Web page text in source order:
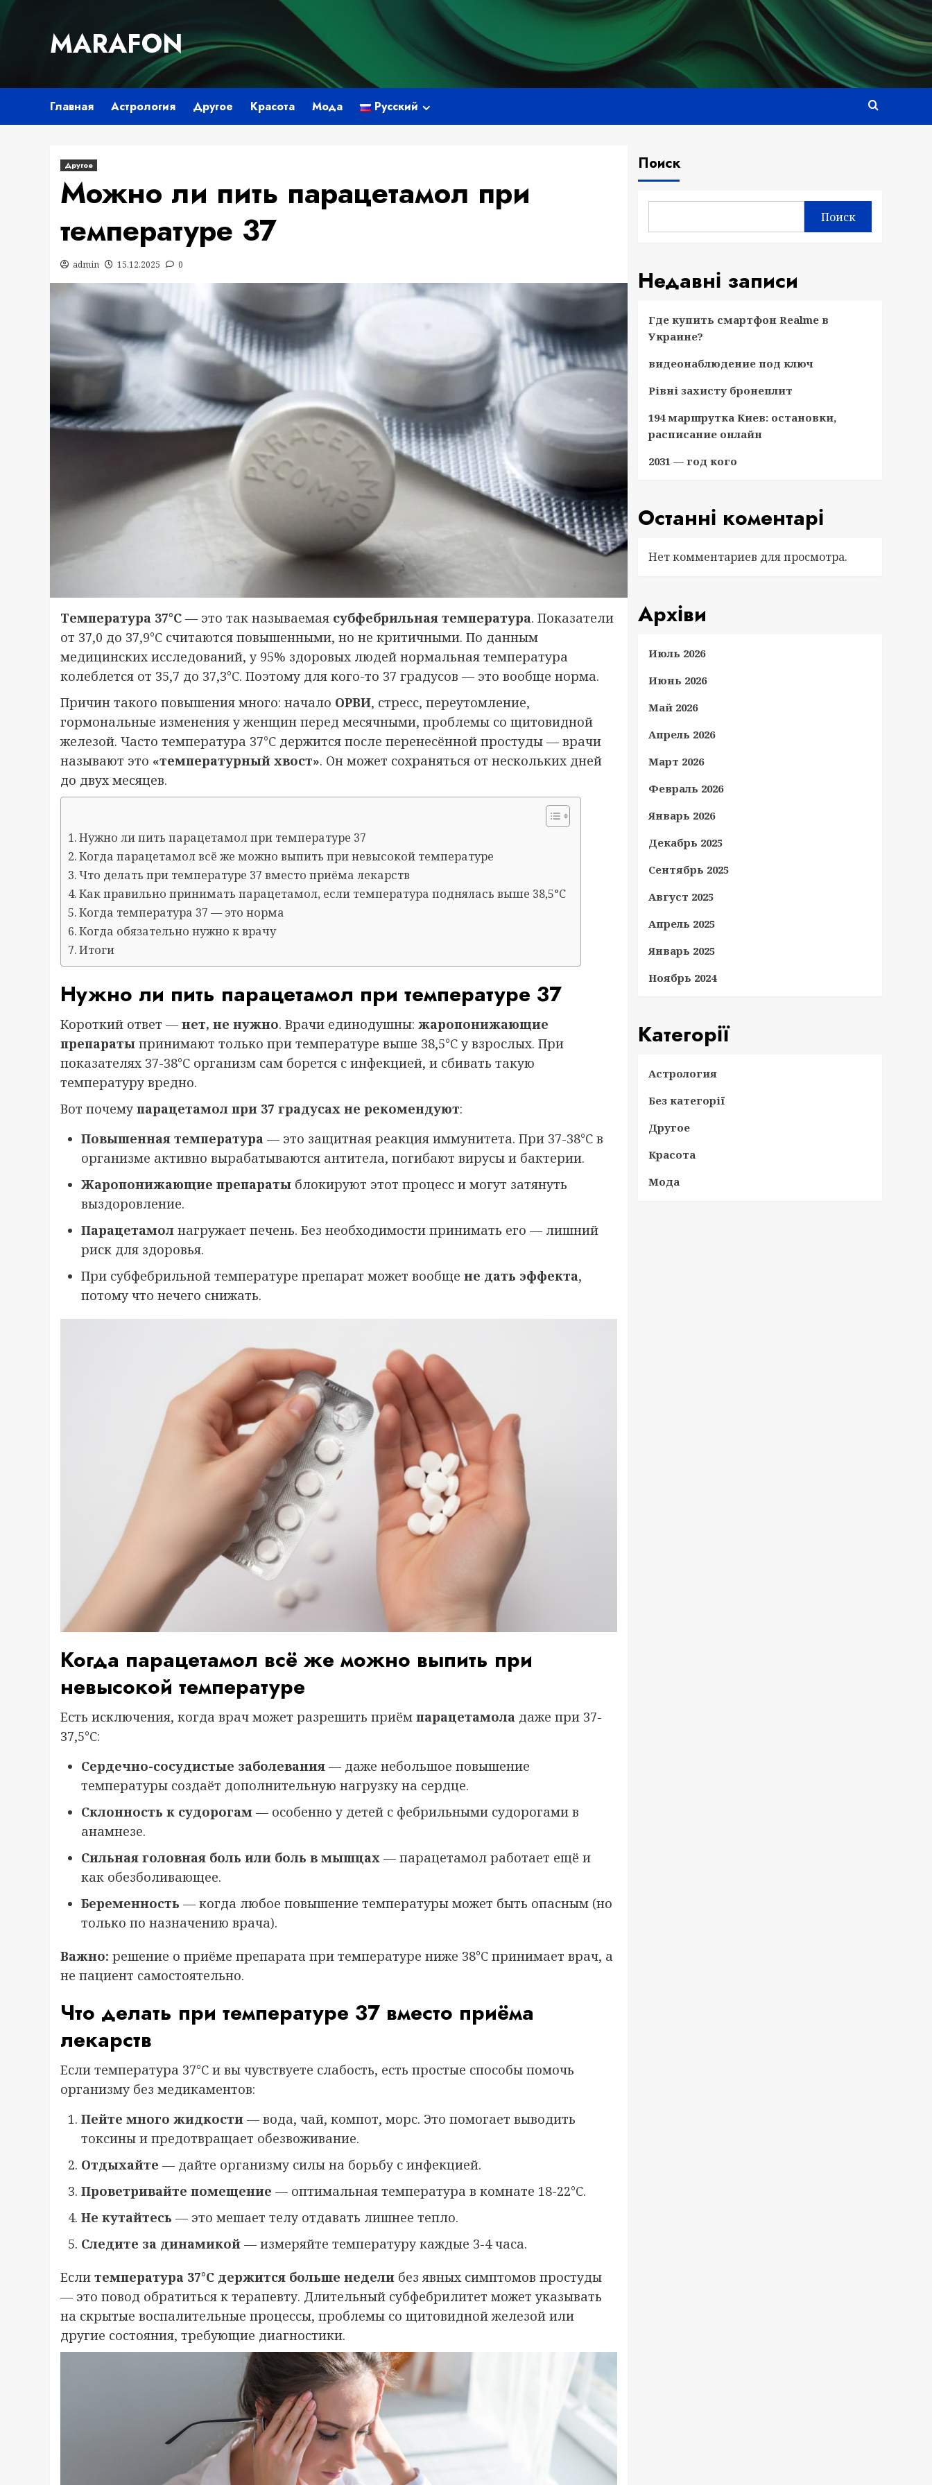
Перейти
содержимомуMARAFON
Главная Астрология Другое Красота Мода Русский
Другое
Можно ли пить парацетамол при
температуре 37
admin 15.12.2025 0
Температура 37°C — это так называемая субфебрильная температура. Показатели
от 37,0 до 37,9°C считаются повышенными, но не критичными. По данным
медицинских исследований, у 95% здоровых людей нормальная температура
колеблется от 35,7 до 37,3°C. Поэтому для кого-то 37 градусов — это вообще норма.
Причин такого повышения много: начало ОРВИ, стресс, переутомление,
гормональные изменения у женщин перед месячными, проблемы со щитовидной
железой. Часто температура 37°C держится после перенесённой простуды — врачи
называют это «температурный хвост». Он может сохраняться от нескольких дней
до двух месяцев.
Нужно ли пить парацетамол при температуре 37
Когда парацетамол всё же можно выпить при невысокой температуре
Что делать при температуре 37 вместо приёма лекарств
Как правильно принимать парацетамол, если температура поднялась выше 38,5°C
Когда температура 37 — это норма
Когда обязательно нужно к врачу
Итоги
Нужно ли пить парацетамол при температуре 37
Короткий ответ — нет, не нужно. Врачи единодушны: жаропонижающие
препараты принимают только при температуре выше 38,5°C у взрослых. При
показателях 37-38°C организм сам борется с инфекцией, и сбивать такую
температуру вредно.
Вот почему парацетамол при 37 градусах не рекомендуют:
Повышенная температура — это защитная реакция иммунитета. При 37-38°C в
организме активно вырабатываются антитела, погибают вирусы и бактерии.
Жаропонижающие препараты блокируют этот процесс и могут затянуть
выздоровление.
Парацетамол нагружает печень. Без необходимости принимать его — лишний
риск для здоровья.
При субфебрильной температуре препарат может вообще не дать эффекта,
потому что нечего снижать.
Когда парацетамол всё же можно выпить при
невысокой температуре
Есть исключения, когда врач может разрешить приём парацетамола даже при 37-
37,5°C:
Сердечно-сосудистые заболевания — даже небольшое повышение
температуры создаёт дополнительную нагрузку на сердце.
Склонность к судорогам — особенно у детей с фебрильными судорогами в
анамнезе.
Сильная головная боль или боль в мышцах — парацетамол работает ещё и
как обезболивающее.
Беременность — когда любое повышение температуры может быть опасным (но
только по назначению врача).
Важно: решение о приёме препарата при температуре ниже 38°C принимает врач, а
не пациент самостоятельно.
Что делать при температуре 37 вместо приёма
лекарств
Если температура 37°C и вы чувствуете слабость, есть простые способы помочь
организму без медикаментов:
Пейте много жидкости — вода, чай, компот, морс. Это помогает выводить
токсины и предотвращает обезвоживание.
Отдыхайте — дайте организму силы на борьбу с инфекцией.
Проветривайте помещение — оптимальная температура в комнате 18-22°C.
Не кутайтесь — это мешает телу отдавать лишнее тепло.
Следите за динамикой — измеряйте температуру каждые 3-4 часа.
Если температура 37°C держится больше недели без явных симптомов простуды
— это повод обратиться к терапевту. Длительный субфебрилитет может указывать
на скрытые воспалительные процессы, проблемы со щитовидной железой или
другие состояния, требующие диагностики.
Поиск
Поиск
Недавні записи
Где купить смартфон Realme в
Украине?
видеонаблюдение под ключ
Рівні захисту бронеплит
194 маршрутка Киев: остановки,
расписание онлайн
2031 — год кого
Останні коментарі
Нет комментариев для просмотра.
Архіви
Июль 2026
Июнь 2026
Май 2026
Апрель 2026
Март 2026
Февраль 2026
Январь 2026
Декабрь 2025
Сентябрь 2025
Август 2025
Апрель 2025
Январь 2025
Ноябрь 2024
Категорії
Астрология
Без категорії
Другое
Красота
Мода